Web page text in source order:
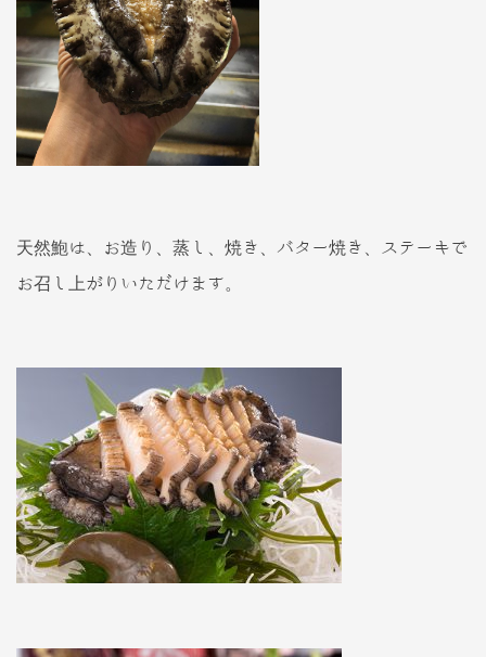
天然鮑は、お造り、蒸し、焼き、バター焼き、ステーキで
お召し上がりいただけます。